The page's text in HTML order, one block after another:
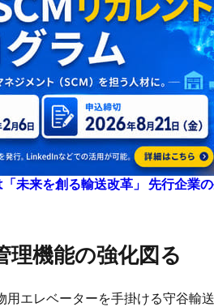
未来を創る輸送改革」 先行企業
理機能の強化図る
エレベーターを手掛ける守谷輸